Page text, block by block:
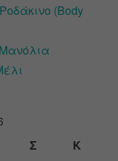
(Body
Σ Κ